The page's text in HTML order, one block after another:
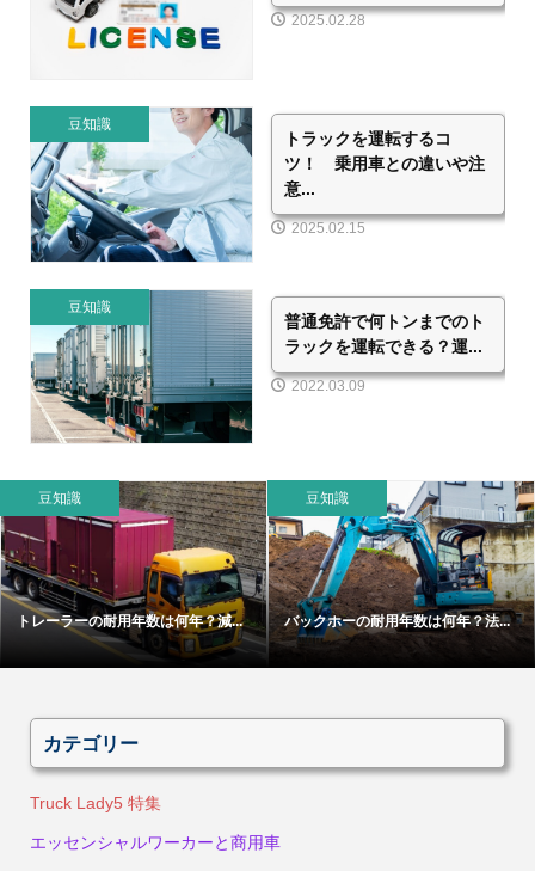
2025.02.28
豆知識
トラックを運転するコ
ツ！ 乗用車との違いや注
意...
2025.02.15
豆知識
普通免許で何トンまでのト
ラックを運転できる？運...
2022.03.09
豆知識
トレーラーの耐用年数は何年？減...
豆知識
バックホーの耐用年数は何年？法...
カテゴリー
Truck Lady5 特集
エッセンシャルワーカーと商用車